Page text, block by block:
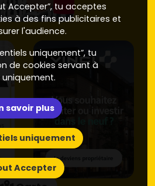
Accepter”, tu acceptes
à des fins publicitaires et
l'audience.
uniquement”, tu
de cookies servant à
savoir plus
uniquement
Accepter